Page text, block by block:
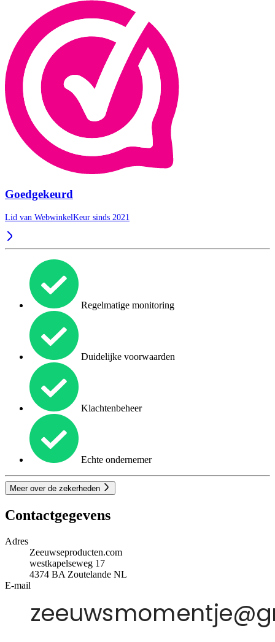
Goedgekeurd
Lid van WebwinkelKeur sinds 2021
Regelmatige monitoring
Duidelijke voorwaarden
Klachtenbeheer
Echte ondernemer
Meer over de zekerheden
Contactgegevens
Adres
Zeeuwseproducten.com
westkapelseweg 17
4374 BA Zoutelande NL
E-mail